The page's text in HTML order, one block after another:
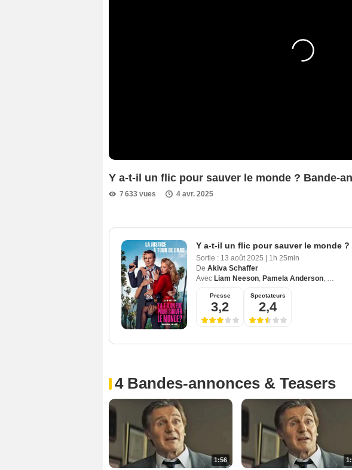
Y a-t-il un flic pour sauver le monde ? Bande-
7 633 vues 4 avr. 2025
Y a-t-il un flic pour sauver le monde ?
Sortie : 13 août 2025
1h 25min
De Akiva Schaffer
Avec Liam Neeson, Pamela Anderson, Paul
Presse
3,2
Spectateurs
2,4
4 Bandes-annonces & Teasers
1:56